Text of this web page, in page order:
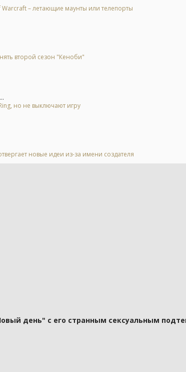
– летающие маунты или телепорты
второй сезон "Кеноби"
но не выключают игру
новые идеи из-за имени создателя
день" с его странным сексуальным